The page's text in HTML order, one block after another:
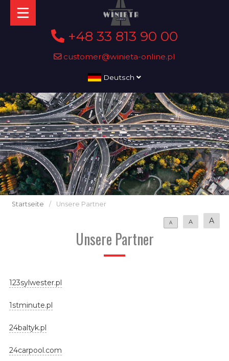
+48 33 813 90 00
customer@winieta-online.pl
Deutsch
Startseite / Unsere Partner
A A A
Unsere Partner
123sylwester.pl
1stminute.pl
24baltyk.pl
24carpool.com